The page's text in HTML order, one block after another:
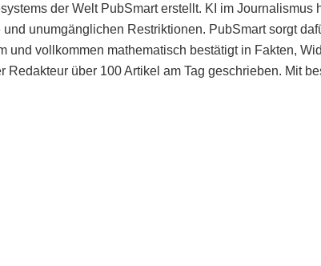
der Welt PubSmart erstellt. KI im Journalismus
unumgänglichen Restriktionen. PubSmart sorgt
vollkommen mathematisch bestätigt in Fakten,
über 100 Artikel am Tag geschrieben. Mit